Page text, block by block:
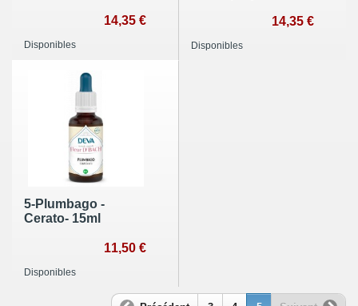
14,35 €
Disponibles
14,35 €
Disponibles
5-Plumbago -
Cerato- 15ml
11,50 €
Disponibles